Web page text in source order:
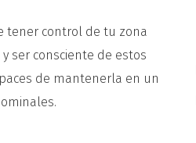
tener control de tu zona
y ser consciente de estos
de mantenerla en un